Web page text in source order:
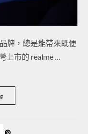
牌，總是能帶來既便
上市的 realme …